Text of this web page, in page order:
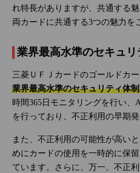
れ特長がありますが、共通する
両カードに共通する3つの魅力を
業界最高水準のセキュリ
三菱ＵＦＪカードのゴールドカ
業界最高水準のセキュリティ体
時間365日モニタリングを行い
を行っており、不正利用の早期発
また、不正利用の可能性が高い
めにカードの使用を一時的に保
ています。さらに、万一、不正